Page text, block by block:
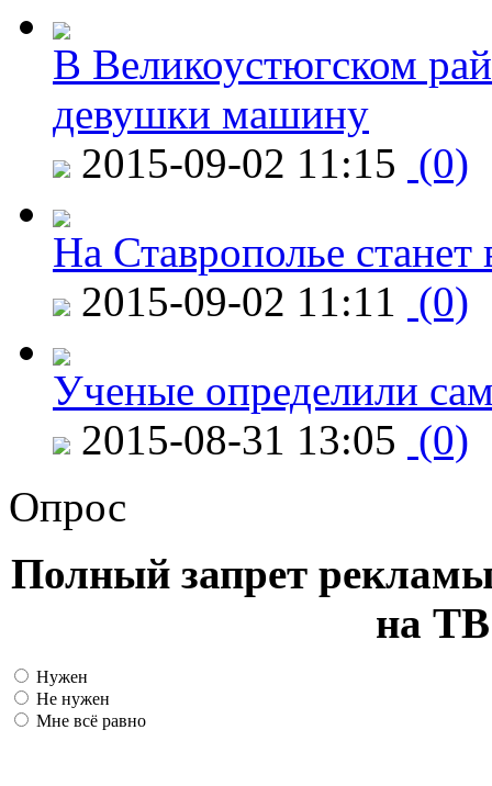
В Великоустюгском
девушки машину
2015-09-02 11:15 (0)
На Ставрополье
2015-09-02 11:11 (0)
Ученые определили
2015-08-31 13:05 (0)
Опрос
Полный запрет
на ТВ
Нужен
Не нужен
Мне всё равно